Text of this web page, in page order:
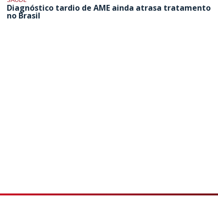
Diagnóstico tardio de AME ainda atrasa tratamento
no Brasil